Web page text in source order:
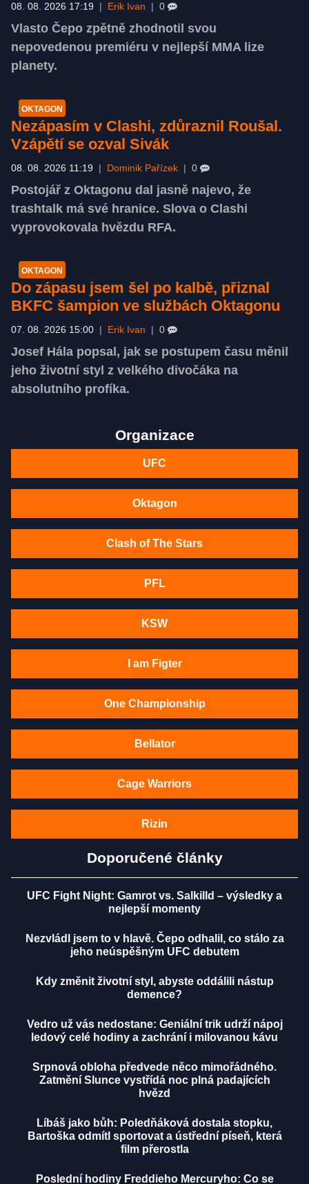
08. 08. 2026 17:19 Erik Ivan 0
Vlasto Čepo zpětně zhodnotil svou
nepovedenou premiéru v nejlepší MMA lize
planety.
OKTAGON
Nezápasím v Clashi, zdůraznil Roušal.
Vzápětí se ozval Sivák
08. 08. 2026 11:19 Dominik Pařízek 0
Postojář z Oktagonu dal jasně najevo, že
trashtalk má své hranice. Slova o Clashi
vyprovokovala hvězdu RFA.
OKTAGON
Do zápasu jsem šel po kalbě, přiznal
BKFC šampion ve službách Oktagonu
07. 08. 2026 15:00 Erik Ivan 0
Josef Hála popsal, jak se postupem času měnil
jeho životní styl z velkého divočáka na
absolutního profíka.
Organizace
UFC
Oktagon
Clash of The Stars
PFL
KSW
I am Figter
One Championship
Bellator
Cage Warriors
Rizin
Doporučené články
UFC Fight Night: Gamrot vs. Salkilld – výsledky a
nejlepší momenty
Nezvládl jsem to v hlavě. Čepo odhalil, co stálo za
jeho neúspěšným UFC debutem
Kdy změnit životní styl, abyste oddálili nástup
demence?
Vedro už vás nedostane: Geniální trik udrží nápoj
ledový celé hodiny a zachrání i milovanou kávu
Srpnová obloha předvede něco mimořádného.
Zatmění Slunce vystřídá noc plná padajících
hvězd
Líbáš jako bůh: Poledňáková dostala stopku,
Bartoška odmítl sportovat a ústřední píseň, která
film přerostla
Poslední hodiny Freddieho Mercuryho: Co se